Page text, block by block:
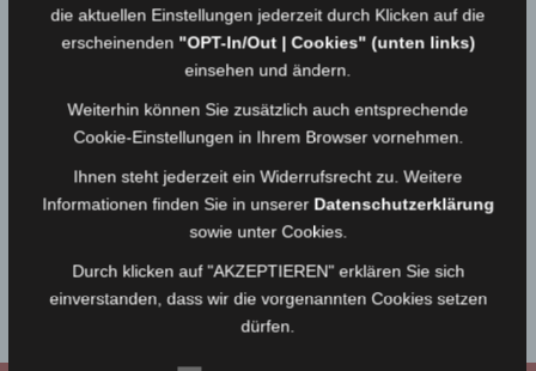
Gaffen
Mobile Sichtschutzwand übergeben
17.06.2020 Medienwart
SIDEBAR 2
Dashboard und platziere Widgets in denSidebar 2
Widgetbereich.
die aktuellen Einstellungen jederzeit durch Klicken auf die
erscheinenden "OPT-In/Out | Cookies" (unten links)
einsehen und ändern.
Weiterhin können Sie zusätzlich auch entsprechende
Cookie-Einstellungen in Ihrem Browser vornehmen.
Ihnen steht jederzeit ein Widerrufsrecht zu. Weitere
Informationen finden Sie in unserer Datenschutzerklärung
sowie unter Cookies.
Durch klicken auf "AKZEPTIEREN" erklären Sie sich
einverstanden, dass wir die vorgenannten Cookies setzen
dürfen.